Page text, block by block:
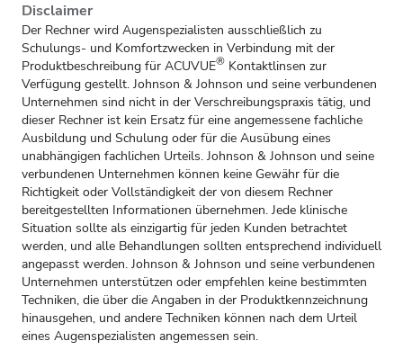
Disclaimer
Der Rechner wird Augenspezialisten ausschließlich zu
Schulungs- und Komfortzwecken in Verbindung mit der
Produktbeschreibung für ACUVUE® Kontaktlinsen zur
Verfügung gestellt. Johnson & Johnson und seine verbundenen
Unternehmen sind nicht in der Verschreibungspraxis tätig, und
dieser Rechner ist kein Ersatz für eine angemessene fachliche
Ausbildung und Schulung oder für die Ausübung eines
unabhängigen fachlichen Urteils. Johnson & Johnson und seine
verbundenen Unternehmen können keine Gewähr für die
Richtigkeit oder Vollständigkeit der von diesem Rechner
bereitgestellten Informationen übernehmen. Jede klinische
Situation sollte als einzigartig für jeden Kunden betrachtet
werden, und alle Behandlungen sollten entsprechend individuell
angepasst werden. Johnson & Johnson und seine verbundenen
Unternehmen unterstützen oder empfehlen keine bestimmten
Techniken, die über die Angaben in der Produktkennzeichnung
hinausgehen, und andere Techniken können nach dem Urteil
eines Augenspezialisten angemessen sein.